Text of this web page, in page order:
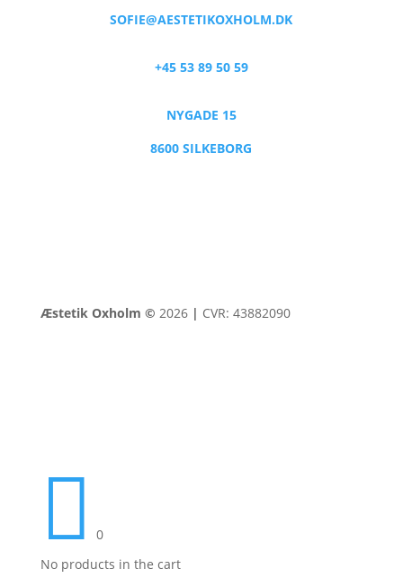
SOFIE@AESTETIKOXHOLM.DK
+45 53 89 50 59
NYGADE 15
8600 SILKEBORG
Æstetik Oxholm © 2026| CVR: 43882090

0
No products in the cart